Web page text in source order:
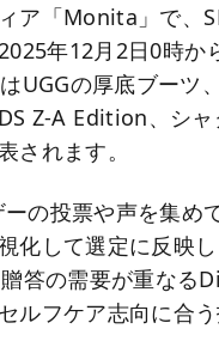
ア「Monita」で、
年12月2日0時
UGGの厚底ブー
Z-A Edition、シ
されます。
の投票や声を集め
化して選定に反映
答の需要が重なる
ルフケア志向に合